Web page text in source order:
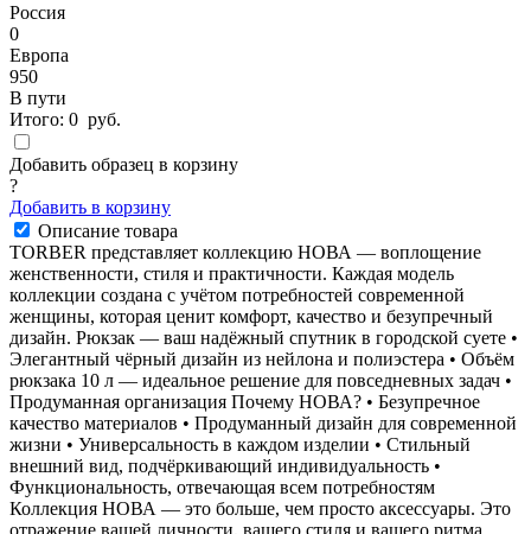
Россия
0
Европа
950
В пути
Итого: 0 руб.
Добавить образец в корзину
?
Добавить в корзину
Описание товара
TORBER представляет коллекцию НОВА — воплощение
женственности, стиля и практичности. Каждая модель
коллекции создана с учётом потребностей современной
женщины, которая ценит комфорт, качество и безупречный
дизайн. Рюкзак — ваш надёжный спутник в городской суете •
Элегантный чёрный дизайн из нейлона и полиэстера • Объём
рюкзака 10 л — идеальное решение для повседневных задач •
Продуманная организация Почему НОВА? • Безупречное
качество материалов • Продуманный дизайн для современной
жизни • Универсальность в каждом изделии • Стильный
внешний вид, подчёркивающий индивидуальность •
Функциональность, отвечающая всем потребностям
Коллекция НОВА — это больше, чем просто аксессуары. Это
отражение вашей личности, вашего стиля и вашего ритма